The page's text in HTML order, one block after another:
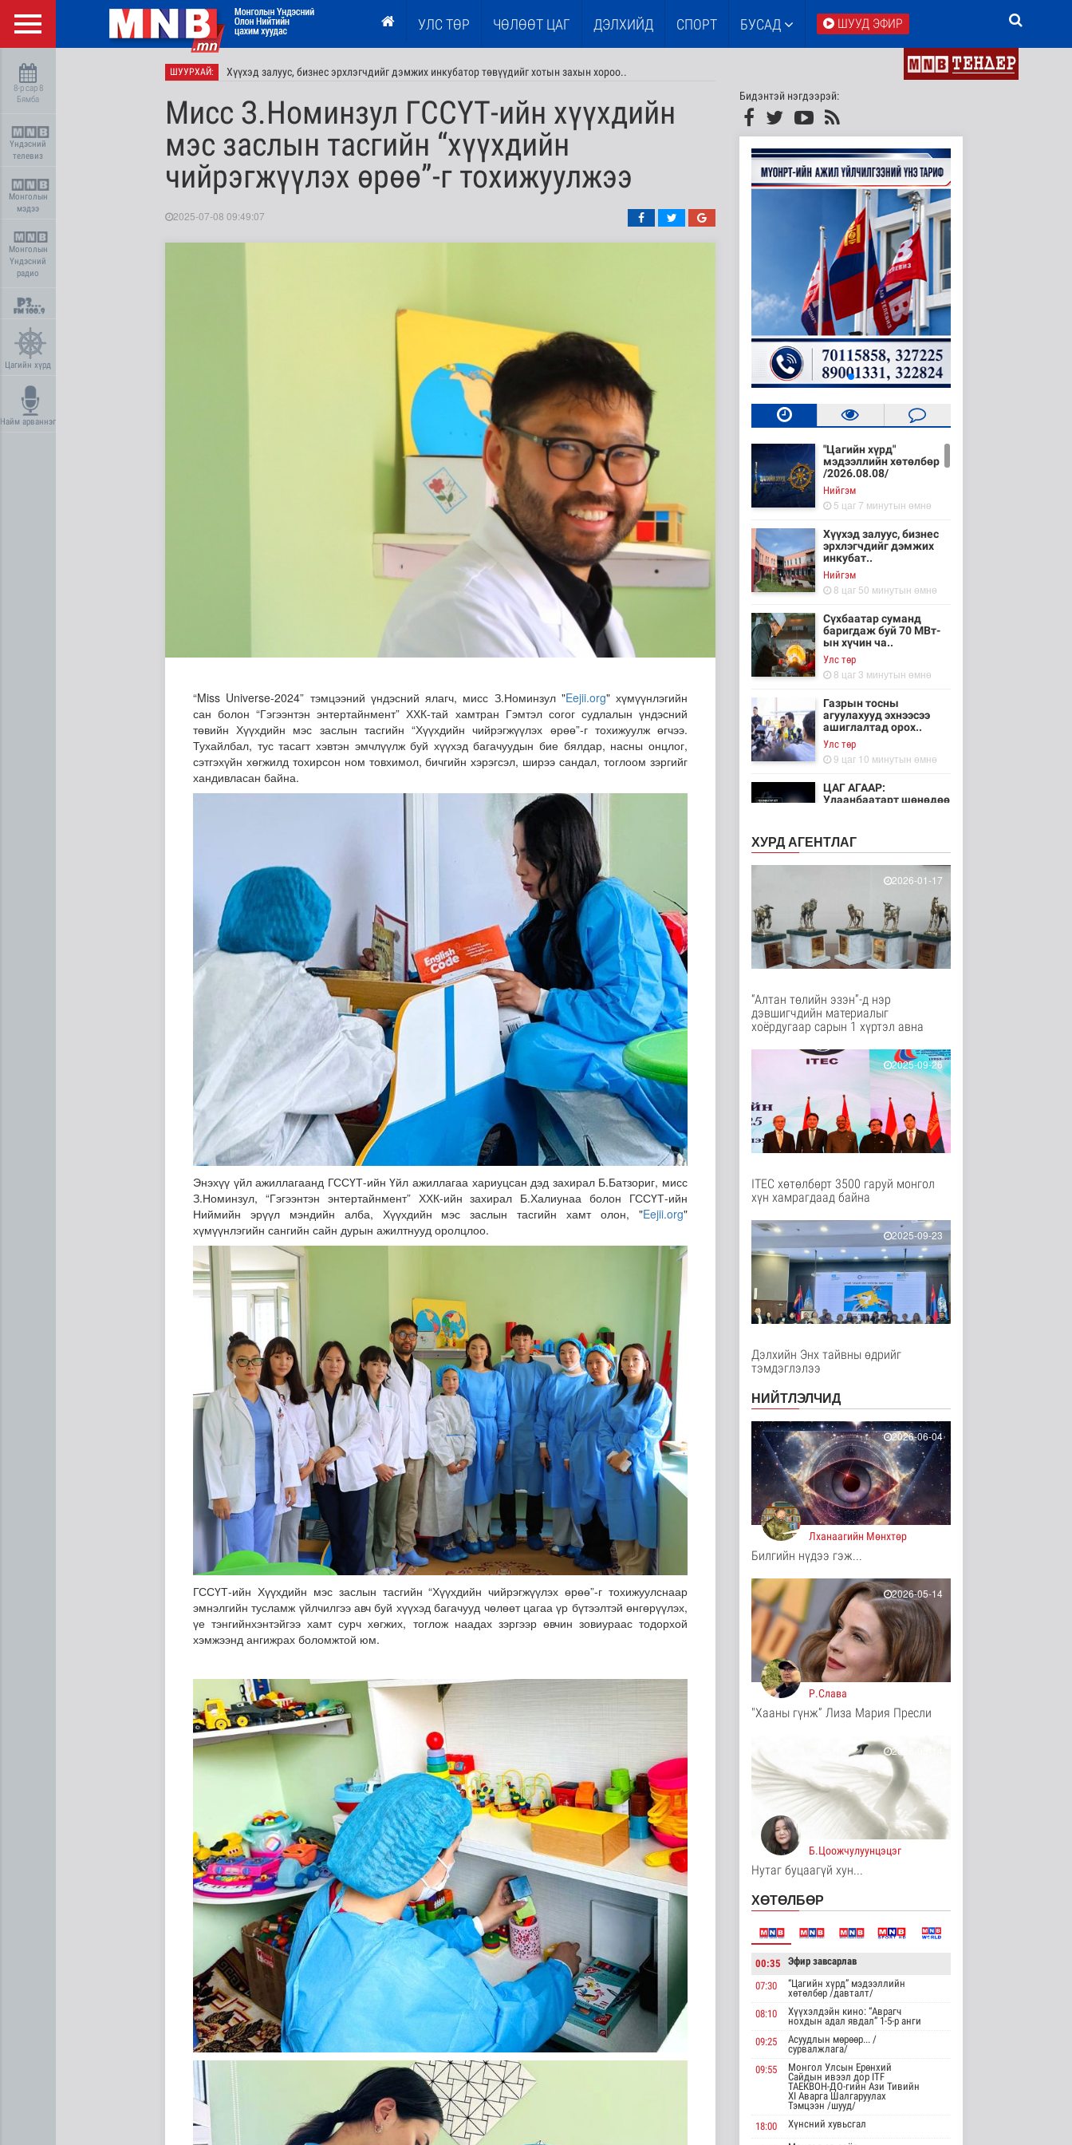
УЛС ТӨР ЧӨЛӨӨТ ЦАГ ДЭЛХИЙД СПОРТ БУСАД ШУУД ЭФИР
8-р сар 8
Бямба
Үндэсний
телевиз
Монголын
мэдээ
Монголын
Үндэсний
радио
Цагийн хүрд
Найм арваннэг
ШУУРХАЙ: Хүүхэд залуус, бизнес эрхлэгчдийг дэмжих инкубатор төвүүдийг хотын захын хороо..
Сүхбаатар суманд баригдаж буй 70 МВт-ын хүчин чадалтай ДЦС-ын технологийн анхн..
Газрын тосны агуулахууд эхнээсээ ашиглалтад ороход бэлэн болжээ
ЦАГ АГААР: Улаанбаатарт шөнөдөө 21 хэм дулаан
Мисс З.Номинзул ГССҮТ-ийн хүүхдийн
мэс заслын тасгийн “хүүхдийн
чийрэгжүүлэх өрөө”-г тохижуулжээ
2025-07-08 09:49:07
“Miss Universe-2024” тэмцээний үндэсний ялагч, мисс З.Номинзул "Eejii.org" хүмүүнлэгийн
сан болон “Гэгээнтэн энтертайнмент” ХХК-тай хамтран Гэмтэл согог судлалын үндэсний
төвийн Хүүхдийн мэс заслын тасгийн “Хүүхдийн чийрэгжүүлэх өрөө”-г тохижуулж өгчээ.
Тухайлбал, тус тасагт хэвтэн эмчлүүлж буй хүүхэд багачуудын бие бялдар, насны онцлог,
сэтгэхүйн хөгжилд тохирсон ном товхимол, бичгийн хэрэгсэл, ширээ сандал, тоглоом зэргийг
хандивласан байна.
Энэхүү үйл ажиллагаанд ГССҮТ-ийн Үйл ажиллагаа хариуцсан дэд захирал Б.Батзориг, мисс
З.Номинзул, “Гэгээнтэн энтертайнмент” ХХК-ийн захирал Б.Халиунаа болон ГССҮТ-ийн
Ниймийн эрүүл мэндийн алба, Хүүхдийн мэс заслын тасгийн хамт олон, "Eejii.org"
хүмүүнлэгийн сангийн сайн дурын ажилтнууд оролцлоо.
ГССҮТ-ийн Хүүхдийн мэс заслын тасгийн “Хүүхдийн чийрэгжүүлэх өрөө”-г тохижуулснаар
эмнэлгийн тусламж үйлчилгээ авч буй хүүхэд багачууд чөлөөт цагаа үр бүтээлтэй өнгөрүүлэх,
үе тэнгийнхэнтэйгээ хамт сурч хөгжих, тоглож наадах зэргээр өвчин зовиураас тодорхой
хэмжээнд ангижрах боломжтой юм.
Бидэнтэй нэгдээрэй:
"Цагийн хүрд"
мэдээллийн хөтөлбөр
/2026.08.08/
Нийгэм
5 цаг 7 минутын өмнө
Хүүхэд залуус, бизнес
эрхлэгчдийг дэмжих
инкубат..
Нийгэм
8 цаг 50 минутын өмнө
Сүхбаатар суманд
баригдаж буй 70 МВт-
ын хүчин ча..
Улс төр
8 цаг 3 минутын өмнө
Газрын тосны
агуулахууд эхнээсээ
ашиглалтад орох..
Улс төр
9 цаг 10 минутын өмнө
ЦАГ АГААР:
Улаанбаатарт шөнөдөө
10 цаг 5 минутын өмнө
аюулгүй орчинд
Нийгэм
11 цаг 54 минутын өмнө
“COP Time”-ийн
өргөтгөсөн хуралдаан
Байгаль орчин
12 цаг 1 минутын өмнө
метр урт гүүр барьж
байна
12 цаг 16 минутын өмнө
Төслийн эхний 87 км-
ээс цааш үргэлжлэх
хэсгүүдэд..
12 цаг 26 минутын өмнө
аас сар бүр 12-15
мянган тонн..
Улс төр
13 цаг 32 минутын өмнө
Газар чөлөөлөлт, нөхөн
олговрын асуудлыг
хуулийн..
13 цаг 35 минутын өмнө
могойд хатгуулахаас
сэрэмжлээрэй
Эрүүл мэнд
15 цаг 42 минутын өмнө
Ц.Идэрбат: Мал
эмнэлгийн салбарын
өрсөлдөх чадва..
Нийгэм
15 цаг 51 минутын өмнө
салбарт “Oxus Metals
Улс төр
15 цаг 6 минутын өмнө
COP17 хурлын үеэр
"Нарантуул",
"Дүнжингарав" худ..
Нийгэм
15 цаг 13 минутын өмнө
Европ дахь "Монгол гэр"
Энтертайнмент
15 цаг 22 минутын өмнө
Унгар Улс эрчим хүчээ
хэмнэх зорилгоор
хязгаарла..
Дэлхийд
16 цаг 36 минутын өмнө
жолооны болон..
Нийгэм
16 цаг 41 минутын өмнө
баатарлаг тууль" эрдэм
шин..
Танин мэдэхүй
16 цаг 52 минутын өмнө
МҮОНРТ-ийн Үндэсний
зөвлөлийн даргаар
Н.Монсор д..
Нийгэм
16 цаг 56 минутын өмнө
АНУ полисиликон
ХУРД АГЕНТЛАГ
2026-01-17
“Алтан төлийн эзэн”-д нэр
дэвшигчдийн материалыг
хоёрдугаар сарын 1 хүртэл авна
2025-09-26
ITEC хөтөлбөрт 3500 гаруй монгол
хүн хамрагдаад байна
2025-09-23
Дэлхийн Энх тайвны өдрийг
тэмдэглэлээ
НИЙТЛЭЛЧИД
2026-06-04
Лханаагийн Мөнхтөр
Билгийн нүдээ гэж...
2026-05-14
Р.Слава
"Хааны гүнж” Лиза Мария Пресли
2026-05-14
Б.Цоожчулуунцэцэг
Нутаг буцаагүй хун...
ХӨТӨЛБӨР
00:35 Эфир завсарлав
07:30
“Цагийн хүрд” мэдээллийн
хөтөлбөр /давталт/
08:10
Хүүхэлдэйн кино: “Аврагч
нохдын адал явдал” 1-5-р анги
09:25
Асуудлын мөрөөр... /
сурвалжлага/
09:55
Монгол Улсын Ерөнхий
Сайдын ивээл дор ITF
ТАЕКВОН-ДО-гийн Ази Тивийн
XI Аварга Шалгаруулах
Тэмцээн /шууд/
18:00
Хүнсний хувьсгал